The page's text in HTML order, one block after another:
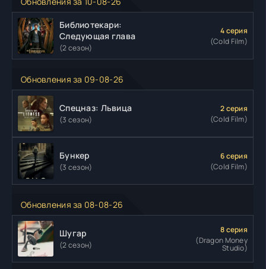
Библиотекари:
Следующая глава
(2 сезон)
4 серия
(Cold Film)
Обновления за 09-08-26
Спецназ: Львица
(3 сезон)
2 серия
(Cold Film)
Бункер
(3 сезон)
6 серия
(Cold Film)
Обновления за 08-08-26
Шугар
(2 сезон)
8 серия
(Dragon Money
Studio)